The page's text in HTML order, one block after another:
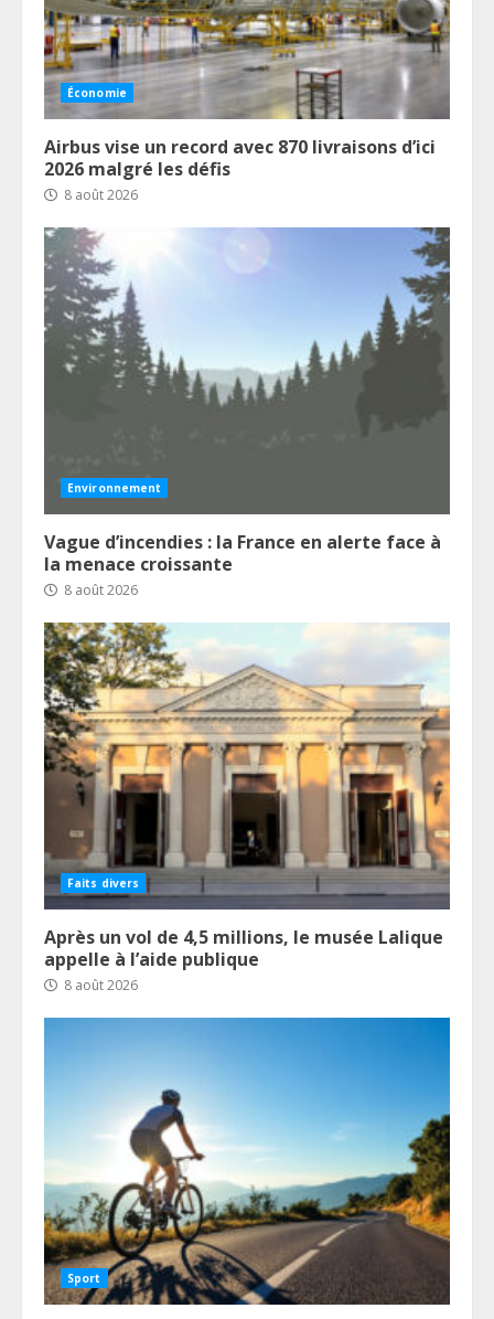
Économie
Airbus vise un record avec 870 livraisons d’ici
2026 malgré les défis
8 août 2026
Environnement
Vague d’incendies : la France en alerte face à
la menace croissante
8 août 2026
Faits divers
Après un vol de 4,5 millions, le musée Lalique
appelle à l’aide publique
8 août 2026
Sport